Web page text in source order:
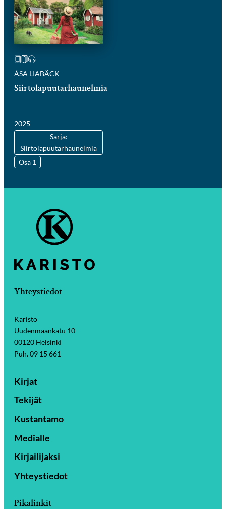
ÅSA LIABÄCK
Siirtolapuutarhaunelmia
2025
Sarja:
Siirtolapuutarhaunelmia
Osa 1
Yhteystiedot
Karisto
Uudenmaankatu 10
00120 Helsinki
Puh. 09 15 661
Kirjat
Tekijät
Kustantamo
Medialle
Kirjailijaksi
Yhteystiedot
Pikalinkit